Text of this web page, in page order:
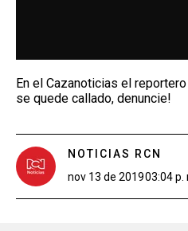
En el Cazanoticias el
se quede callado, denuncie!
NOTICIAS RCN
nov 13 de 201903:04 p.